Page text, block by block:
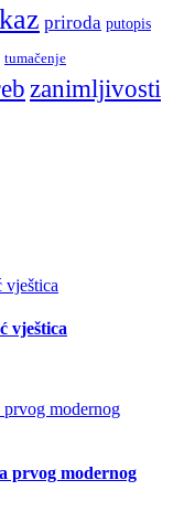
priroda putopis
tumačenje
zanimljivosti
vještica
prvog modernog